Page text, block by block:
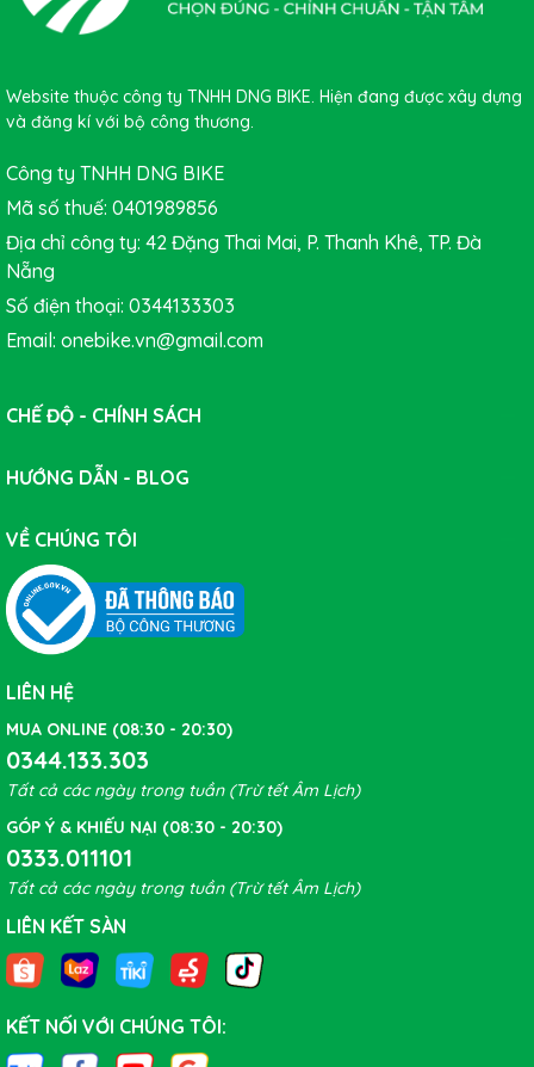
Điều khiển dễ dàng
Đèn pha xe đạp siêu sáng MAGICSHINE MONTEER 12000
trợ cả công tắc bấm trực tiếp trên thân đèn và công tắc điều
khiển từ xa không dây. Bạn có thể thay đổi chế độ sáng mà
không cần rời tay khỏi ghi đông, rất tiện lợi khi đang đạp xe.
App điện thoại Magicshine
Với ứng dụng Magicshine, bạn có thể tải và cài đặt trên điện
thoại để tùy chỉnh các chế độ sáng của đèn một cách dễ dàng
và chính xác.
Website thuộc công ty TNHH DNG BIKE. Hiện đang được xây dựng
và đăng kí với bộ công thương.
Công ty TNHH DNG BIKE
Mã số thuế: 0401989856
Địa chỉ công ty: 42 Đặng Thai Mai, P. Thanh Khê, TP. Đà
Nẵng
Số điện thoại: 0344133303
Email: onebike.vn@gmail.com
CHẾ ĐỘ - CHÍNH SÁCH
HƯỚNG DẪN - BLOG
VỀ CHÚNG TÔI
LIÊN HỆ
MUA ONLINE (08:30 - 20:30)
0344.133.303
Tất cả các ngày trong tuần (Trừ tết Âm Lịch)
GÓP Ý & KHIẾU NẠI (08:30 - 20:30)
0333.011101
Tất cả các ngày trong tuần (Trừ tết Âm Lịch)
LIÊN KẾT SÀN
KẾT NỐI VỚI CHÚNG TÔI: